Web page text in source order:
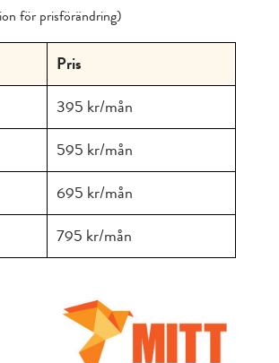
för prisförändring)
Pris
395 kr/mån
595 kr/mån
695 kr/mån
795 kr/mån